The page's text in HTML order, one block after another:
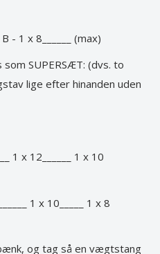
- 1 x 8______ (max)
SUPERSÆT: (dvs. to
lige efter hinanden uden
1 x 12______ 1 x 10
1 x 10_____ 1 x 8
og tag så en vægtstang